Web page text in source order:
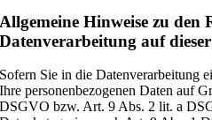
Allgemeine Hinweise zu den
Datenverarbeitung auf
Sofern Sie in die Datenverarbeitung
Ihre personenbezogenen Daten auf
DSGVO bzw. Art. 9 Abs. 2 lit. a